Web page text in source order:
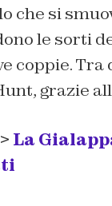
che si
le sorti
coppie.
grazie
La